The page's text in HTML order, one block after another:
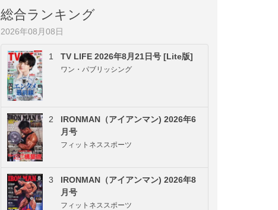
総合ランキング
2026年08月08日
1 TV LIFE 2026年8月21日号 [Lite版]
ワン・パブリッシング
2
IRONMAN（アイアンマン) 2026年6
月号
フィットネススポーツ
3
IRONMAN（アイアンマン) 2026年8
月号
フィットネススポーツ